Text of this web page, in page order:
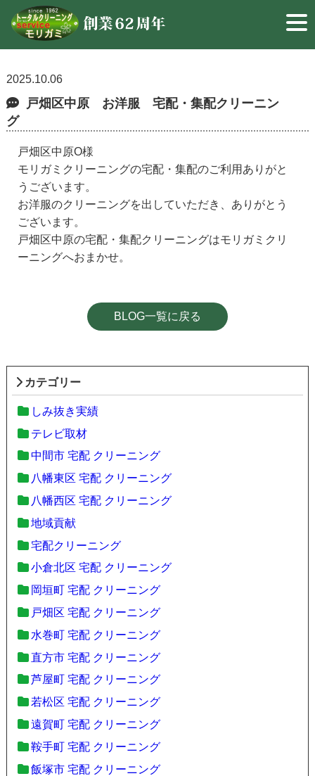
2025.10.06
戸畑区中原 お洋服 宅配・集配クリーニン
グ
戸畑区中原O様
モリガミクリーニングの宅配・集配のご利用ありがと
うございます。
お洋服のクリーニングを出していただき、ありがとう
ございます。
戸畑区中原の宅配・集配クリーニングはモリガミクリ
ーニングへおまかせ。
BLOG一覧に戻る
カテゴリー
しみ抜き実績
テレビ取材
中間市 宅配 クリーニング
八幡東区 宅配 クリーニング
八幡西区 宅配 クリーニング
地域貢献
宅配クリーニング
小倉北区 宅配 クリーニング
岡垣町 宅配 クリーニング
戸畑区 宅配 クリーニング
水巻町 宅配 クリーニング
直方市 宅配 クリーニング
芦屋町 宅配 クリーニング
若松区 宅配 クリーニング
遠賀町 宅配 クリーニング
鞍手町 宅配 クリーニング
飯塚市 宅配 クリーニング